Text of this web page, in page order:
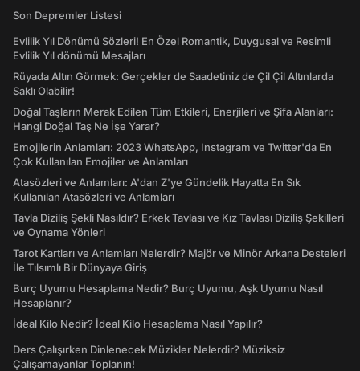
Son Depremler Listesi
Evlilik Yıl Dönümü Sözleri! En Özel Romantik, Duygusal ve Resimli
Evlilik Yıl dönümü Mesajları
Rüyada Altın Görmek: Gerçekler de Saadetiniz de Çil Çil Altınlarda
Saklı Olabilir!
Doğal Taşların Merak Edilen Tüm Etkileri, Enerjileri ve Şifa Alanları:
Hangi Doğal Taş Ne İşe Yarar?
Emojilerin Anlamları: 2023 WhatsApp, Instagram ve Twitter'da En
Çok Kullanılan Emojiler ve Anlamları
Atasözleri ve Anlamları: A'dan Z'ye Gündelik Hayatta En Sık
Kullanılan Atasözleri ve Anlamları
Tavla Diziliş Şekli Nasıldır? Erkek Tavlası ve Kız Tavlası Diziliş Şekilleri
ve Oynama Yönleri
Tarot Kartları ve Anlamları Nelerdir? Majör ve Minör Arkana Desteleri
İle Tılsımlı Bir Dünyaya Giriş
Burç Uyumu Hesaplama Nedir? Burç Uyumu, Aşk Uyumu Nasıl
Hesaplanır?
İdeal Kilo Nedir? İdeal Kilo Hesaplama Nasıl Yapılır?
Ders Çalışırken Dinlenecek Müzikler Nelerdir? Müziksiz
Çalışamayanlar Toplanın!